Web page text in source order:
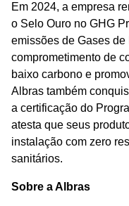
Em 2024, a empresa
o Selo Ouro no GHG
emissões de Gases
comprometimento de
baixo carbono e
Albras também
a certificação do
atesta que seus
instalação com zero
sanitários.
Sobre a Albras